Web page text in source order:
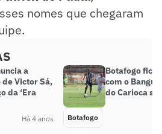
nomes que chegaram
a
Victor Sá,
da ‘Era
Há 4 anos
Botafogo fica
com o Bangu
do Carioca
Botafogo